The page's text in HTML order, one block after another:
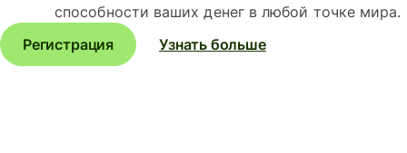
способности ваших денег в любой точке мира.
Регистрация
Узнать больше